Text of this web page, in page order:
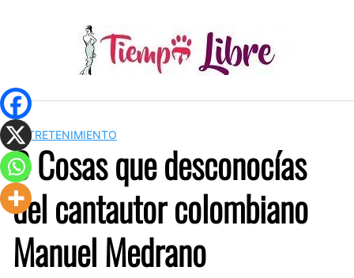
ENTRETENIMIENTO
9 Cosas que desconocías
del cantautor colombiano
Manuel Medrano